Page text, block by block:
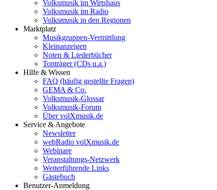
Volksmusik im Wirtshaus
Volksmusik im Radio
Volksmusik in den Regionen
Marktplatz
Musikgruppen-Vermittlung
Kleinanzeigen
Noten & Liederbücher
Tonträger (CDs u.a.)
Hilfe & Wissen
FAQ (häufig gestellte Fragen)
GEMA & Co.
Volksmusik-Glossar
Volksmusik-Forum
Über volXmusik.de
Service & Angebote
Newsletter
webRadio volXmusik.de
Webinare
Veranstaltungs-Netzwerk
Weiterführende Links
Gästebuch
Benutzer-Anmeldung